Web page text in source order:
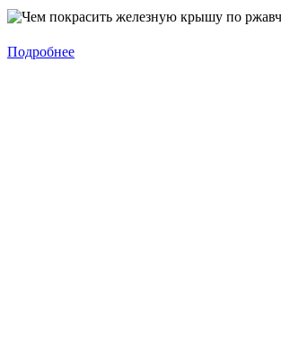
Подробнее